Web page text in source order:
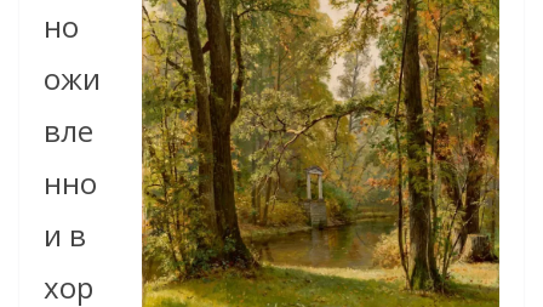
но
ожи
вле
нно
и в
хор